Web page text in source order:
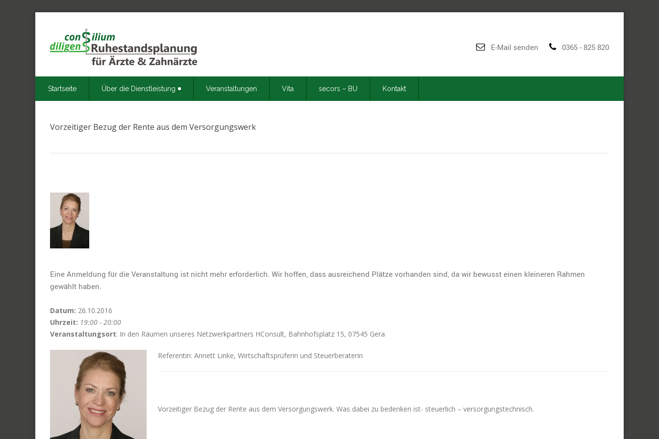
0365 - 825 820
E-Mail senden
Startseite Über die Dienstleistung Veranstaltungen Vita secors – BU Kontakt
Vorzeitiger Bezug der Rente aus dem Versorgungswerk
Eine Anmeldung für die Veranstaltung ist nicht mehr erforderlich. Wir hoffen, dass ausreichend Plätze vorhanden sind, da wir bewusst einen kleineren Rahmen
gewählt haben.
Datum: 26.10.2016
Uhrzeit: 19:00 - 20:00
Veranstaltungsort: In den Räumen unseres Netzwerkpartners HConsult, Bahnhofsplatz 15, 07545 Gera
Referentin: Annett Linke, Wirtschaftsprüferin und Steuerberaterin
Vorzeitiger Bezug der Rente aus dem Versorgungswerk. Was dabei zu bedenken ist- steuerlich – versorgungstechnisch.